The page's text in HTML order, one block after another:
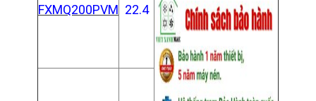
FXMQ200PVM 22.4